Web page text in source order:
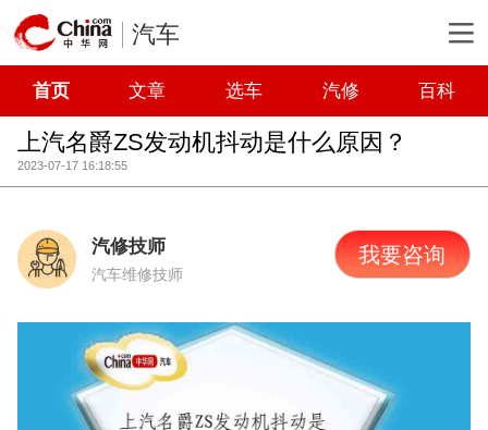
汽车
首页 文章 选车 汽修 百科
上汽名爵ZS发动机抖动是什么原因？
2023-07-17 16:18:55
汽修技师
汽车维修技师
我要咨询